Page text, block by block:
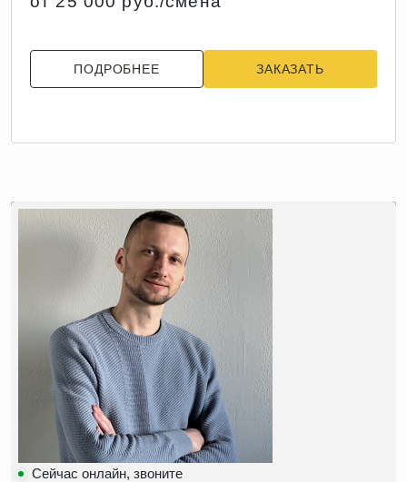
ПОДРОБНЕЕ ЗАКАЗАТЬ
Сейчас онлайн, звоните